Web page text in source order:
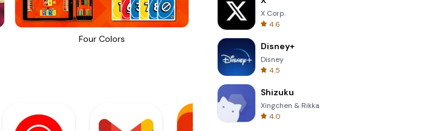
Four Colors
X Corp.
4.6
Disney+
Disney
4.5
Shizuku
Xingchen & Rikka
4.0